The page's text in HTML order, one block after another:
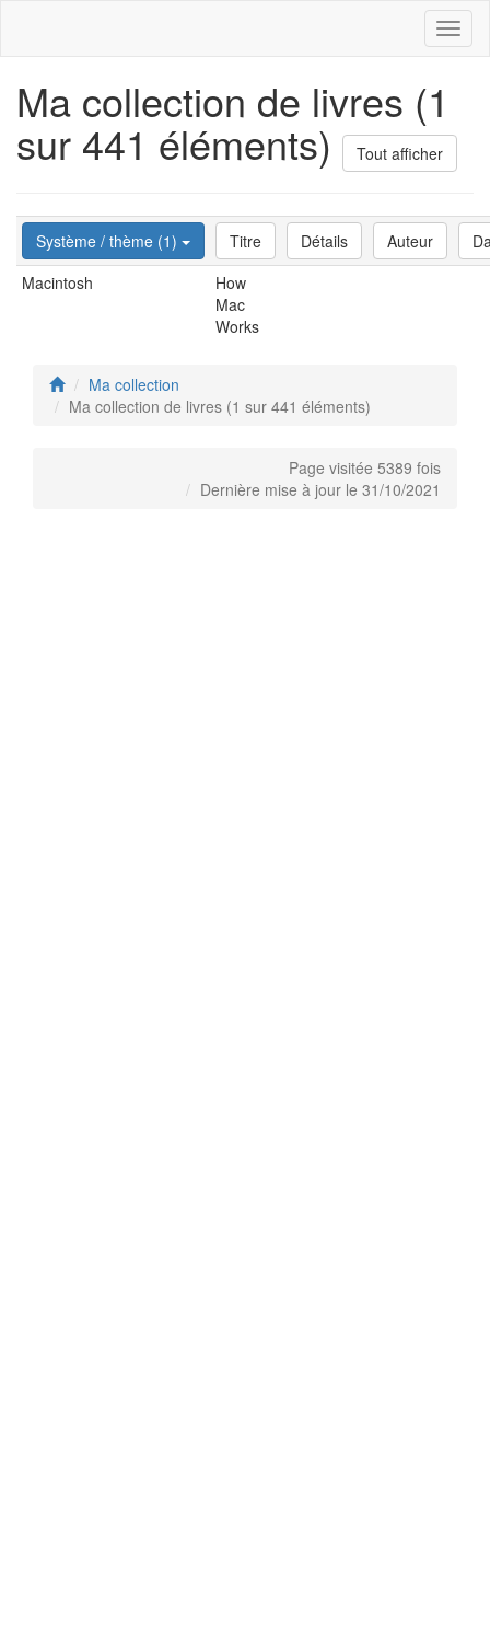
Ma collection de livres (1
sur 441 éléments) Tout afficher
Système / thème (1) Titre Détails Auteur
Macintosh
How
Mac
Works
Ma collection
Ma collection de livres (1 sur 441 éléments)
Page visitée 5389 fois
Dernière mise à jour le 31/10/2021